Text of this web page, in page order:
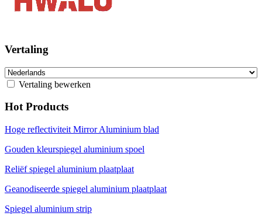
Vertaling
Vertaling bewerken
Hot Products
Hoge reflectiviteit Mirror Aluminium blad
Gouden kleurspiegel aluminium spoel
Reliëf spiegel aluminium plaatplaat
Geanodiseerde spiegel aluminium plaatplaat
Spiegel aluminium strip